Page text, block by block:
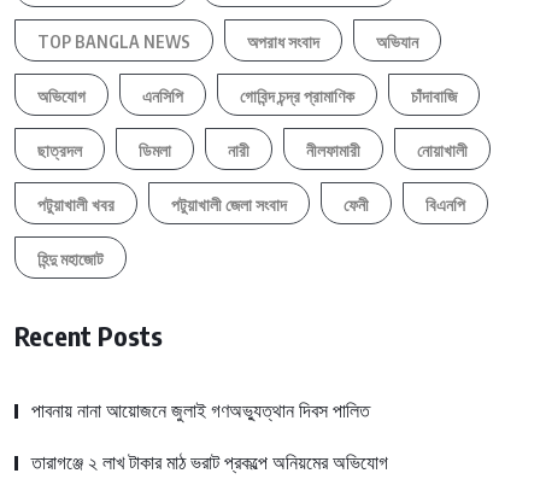
TOP BANGLA NEWS অপরাধ সংবাদ অভিযান
অভিযোগ এনসিপি গোবিন্দ চন্দ্র প্রামাণিক চাঁদাবাজি
ছাত্রদল ডিমলা নারী নীলফামারী নোয়াখালী
পটুয়াখালী খবর পটুয়াখালী জেলা সংবাদ ফেনী বিএনপি
হিন্দু মহাজোট
Recent Posts
পাবনায় নানা আয়োজনে জুলাই গণঅভ্যুত্থান দিবস পালিত
তারাগঞ্জে ২ লাখ টাকার মাঠ ভরাট প্রকল্পে অনিয়মের অভিযোগ